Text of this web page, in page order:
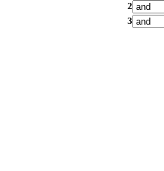
2
3